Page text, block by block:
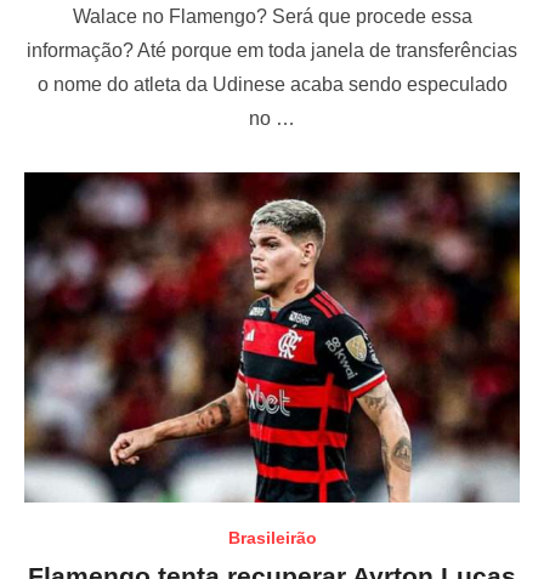
s
e
d
Walace no Flamengo? Será que procede essa
informação? Até porque em toda janela de transferências
o nome do atleta da Udinese acaba sendo especulado
no …
Brasileirão